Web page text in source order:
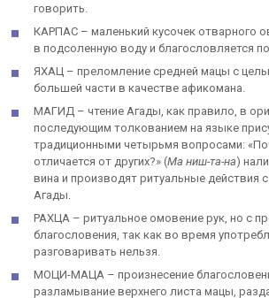
говорить.
КАРПАС – маленький кусочек отварного
в подсоленную воду и благословляется по
ЯХАЦ – преломление средней мацы с
большей части в качестве афикомана.
МАГИД – чтение Агады, как правило, в
последующим толкованием на языке
традиционными четырьмя вопросами:
отличается от других?» (Ма ниш-та-на)
вина и производят ритуальные действия
Агады.
РАХЦА – ритуальное омовение рук, но с
благословения, так как во время
разговаривать нельзя.
МОЦИ-МАЦА – произнесение
разламывание верхнего листа мацы,